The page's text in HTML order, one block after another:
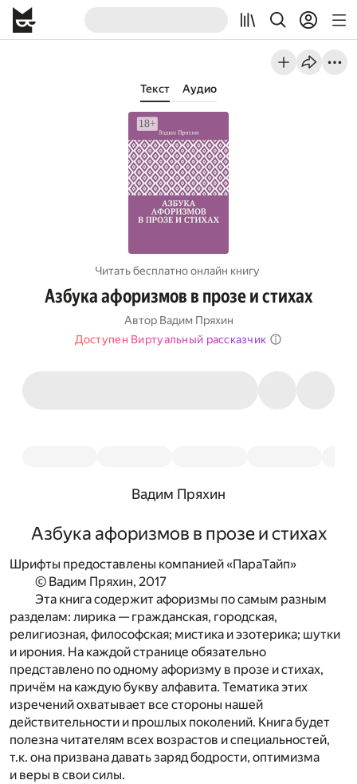
Текст Аудио
Читать бесплатно онлайн книгу
Азбука афоризмов в прозе и стихах
Автор Вадим Пряхин
Доступен Виртуальный рассказчик
Вадим Пряхин
Азбука афоризмов в прозе и стихах
Шрифты предоставлены компанией «ПараТайп»
© Вадим Пряхин, 2017
Эта книга содержит афоризмы по самым разным
разделам: лирика — гражданская, городская,
религиозная, философская; мистика и эзотерика; шутки
и ирония. На каждой странице обязательно
представлено по одному афоризму в прозе и стихах,
причём на каждую букву алфавита. Тематика этих
изречений охватывает все стороны нашей
действительности и прошлых поколений. Книга будет
полезна читателям всех возрастов и специальностей,
т.к. она призвана давать заряд бодрости, оптимизма
и веры в свои силы.